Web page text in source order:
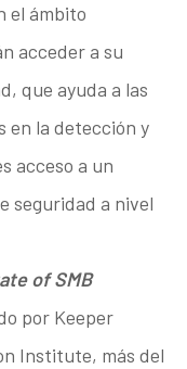
el ámbito
acceder a su
que ayuda a las
en la detección y
acceso a un
seguridad a nivel
of SMB
por Keeper
Institute, más del